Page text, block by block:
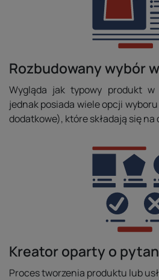
Rozbudowany wybór
Wygląda jak typowy produkt w
jednak posiada wiele opcji
dodatkowe), które składają się
Kreator oparty o
Proces tworzenia produktu lub